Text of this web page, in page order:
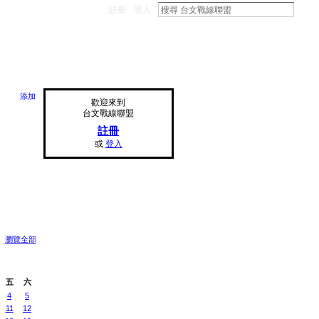
添加
瀏覽全部
五
六
4
5
11
12
歡迎來到
台文戰線聯盟
註冊
或 登入